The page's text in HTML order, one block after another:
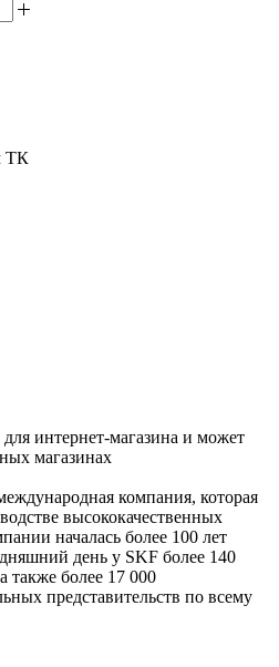
ТК
интернет-магазина и может
магазинах
компания, которая
высококачественных
началась более 100 лет
день у SKF более 140
также более 17 000
представительств по всему